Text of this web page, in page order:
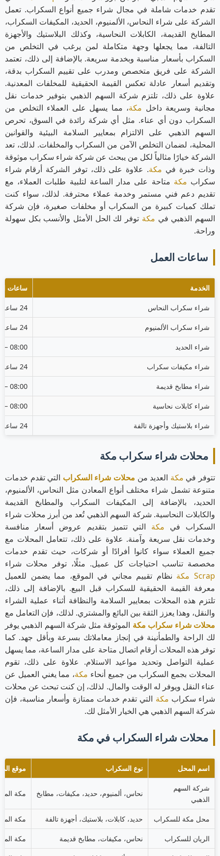
تقدم خدمات شاملة في مجال شراء جميع أنواع السكراب. تعمل
الشركة على شراء النحاس، الألمنيوم، الحديد، المكيفات السكراب،
المطابخ القديمة، الكابلات النحاسية، وكذلك البلاستيك والأجهزة
التالفة، مما يجعلها وجهة متكاملة لمن يرغب في التخلص من
السكراب بأسعار مناسبة وبخدمة سريعة. بالإضافة إلى ذلك، تعتمد
الشركة على فريق متخصص ومدرب على تقييم السكراب بدقة،
وتقديم أسعار عادلة تعكس القيمة الحقيقية للمخلفات المعدنية.
علاوة على ذلك، تلتزم شركة السهم الذهبي بتوفير خدمات نقل
مجانية وسريعة داخل مكة، مما يسهل على العملاء التخلص من
السكراب دون أي عناء. مثل أي شركة رائدة في السوق، تحرص
السهم الذهبي على الالتزام بمعايير السلامة البيئية والقوانين
المحلية، لضمان التخلص الآمن من السكراب والمخلفات. لذلك، تعد
الشركة خيارًا مثالياً لكل من يبحث عن شركة شراء سكراب موثوقة
وذات خبرة في مكة. علاوة على ذلك، توفر الشركة أرقام شراء
سكراب مكة متاحة على مدار الساعة لتلبية طلبات العملاء، مع
تقديم دعم فني مستمر وخدمة عملاء محترفة. لذلك، سواء كنت
تملك كميات كبيرة من السكراب أو مخلفات صغيرة، فإن شركة
السهم الذهبي في مكة توفر لك الحل الأمثل والأنسب بكل سهولة
وراحة.
ساعات العمل
الخدمة ساعات
شراء سكراب النحاس 24 ساعة
شراء سكراب الألمنيوم 24 ساعة
شراء الحديد 08:00 – 22:00
شراء مكيفات سكراب 24 ساعة
شراء مطابخ قديمة 08:00 – 20:00
شراء كابلات نحاسية 08:00 – 22:00
شراء بلاستيك وأجهزة تالفة 24 ساعة
محلات شراء سكراب مكة
تتوفر في مكة العديد من محلات شراء السكراب التي تقدم خدمات
متنوعة تشمل شراء مختلف أنواع المعادن مثل النحاس، الألمنيوم،
الحديد، بالإضافة إلى المكيفات السكراب والمطابخ القديمة
والكابلات النحاسية. شركة السهم الذهبي تُعد من أبرز محلات شراء
السكراب في مكة التي تتميز بتقديم عروض أسعار منافسة
وخدمات نقل سريعة وآمنة. علاوة على ذلك، تتعامل المحلات مع
جميع العملاء سواء كانوا أفرادًا أو شركات، حيث تقدم خدمات
مخصصة تناسب احتياجات كل عميل. مثلًا، توفر محلات شراء
Scrap مكة نظام تقييم مجاني في الموقع، مما يضمن للعميل
معرفة القيمة الحقيقية للسكراب قبل البيع. بالإضافة إلى ذلك،
تلتزم هذه المحلات بمعايير السلامة والنظافة أثناء عملية الشراء
والنقل، وهذا يعزز الثقة بين البائع والمشتري. لذلك، فإن التعامل مع
محلات شراء سكراب مكة الموثوقة مثل شركة السهم الذهبي يوفر
لك الراحة والطمأنينة في إنجاز معاملاتك بسرعة وبأقل جهد. كما
توفر هذه المحلات أرقام اتصال متاحة على مدار الساعة، مما يسهل
عملية التواصل وتحديد مواعيد الاستلام. علاوة على ذلك، تقوم
المحلات بجمع السكراب من جميع أنحاء مكة، مما يغني العميل عن
عناء النقل ويوفر له الوقت والمال. لذلك، إن كنت تبحث عن محلات
شراء سكراب مكة التي تقدم خدمات ممتازة وأسعار مناسبة، فإن
شركة السهم الذهبي هي الخيار الأمثل لك.
محلات شراء السكراب في مكة
اسم المحل نوع السكراب موقع
شركة السهم
الذهبي
نحاس، ألمنيوم، حديد، مكيفات، مطابخ مكة
محل مكة للسكراب حديد، كابلات، بلاستيك، أجهزة تالفة مكة
الريان للسكراب نحاس، مكيفات، مطابخ قديمة مكة